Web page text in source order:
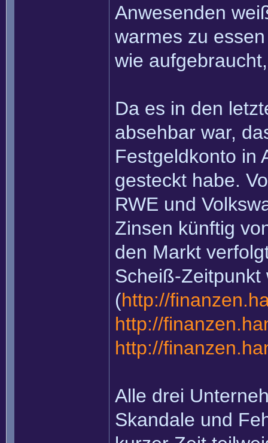
Anwesenden
warmes zu
wie
Da es in den
absehbar war,
Festgeldkonto in
gesteckt habe.
RWE und
Zinsen künftig
den Markt
Scheiß-Zeitpunkt
(http://
http://
http://
Alle drei
Skandale und